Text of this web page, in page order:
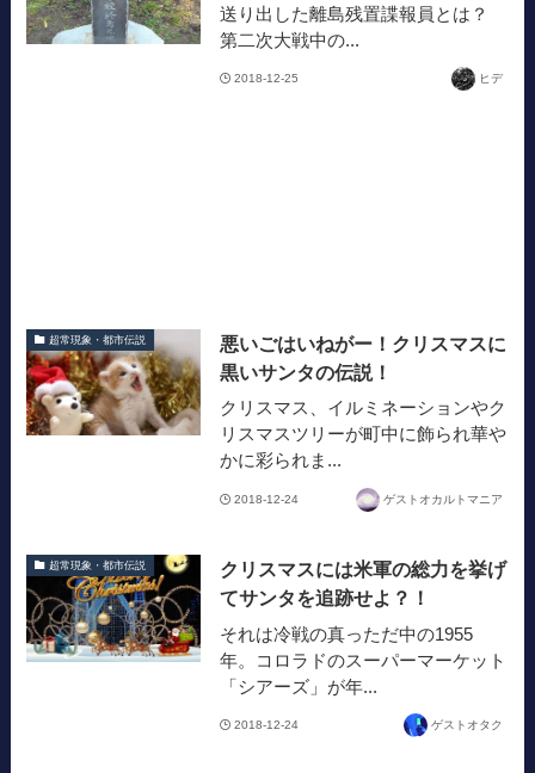
送り出した離島残置諜報員とは？
第二次大戦中の...
2018-12-25 ヒデ
超常現象・都市伝説
悪いごはいねがー！クリスマスに
黒いサンタの伝説！
クリスマス、イルミネーションやク
リスマスツリーが町中に飾られ華や
かに彩られま...
2018-12-24 ゲストオカルトマニア
超常現象・都市伝説
クリスマスには米軍の総力を挙げ
てサンタを追跡せよ？！
それは冷戦の真っただ中の1955
年。コロラドのスーパーマーケット
「シアーズ」が年...
2018-12-24 ゲストオタク